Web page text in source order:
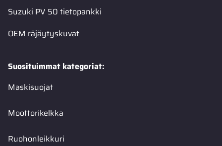
Suzuki PV 50 tietopankki
OEM räjäytyskuvat
Suosituimmat kategoriat:
Maskisuojat
Moottorikelkka
Ruohonleikkuri